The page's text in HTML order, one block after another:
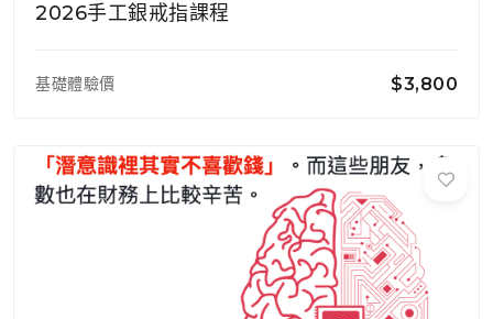
2026手工銀戒指課程
基礎體驗價 $3,800